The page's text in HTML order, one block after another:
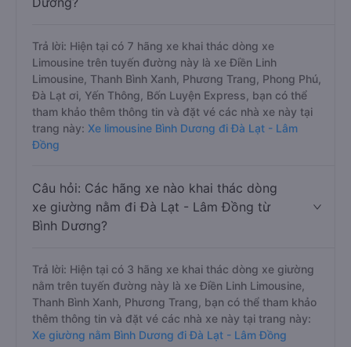
Trả lời: Hiện tại có 7 hãng xe khai thác dòng xe
Limousine trên tuyến đường này là xe Điền Linh
Limousine, Thanh Bình Xanh, Phương Trang, Phong Phú,
Đà Lạt ơi, Yến Thông, Bốn Luyện Express, bạn có thể
tham khảo thêm thông tin và đặt vé các nhà xe này tại
trang này: Xe limousine Bình Dương đi Đà Lạt - Lâm
Đồng
Câu hỏi: Các hãng xe nào khai thác dòng
xe giường nằm đi Đà Lạt - Lâm Đồng từ
Bình Dương?
Trả lời: Hiện tại có 3 hãng xe khai thác dòng xe giường
nằm trên tuyến đường này là xe Điền Linh Limousine,
Thanh Bình Xanh, Phương Trang, bạn có thể tham khảo
thêm thông tin và đặt vé các nhà xe này tại trang này:
Xe giường nằm Bình Dương đi Đà Lạt - Lâm Đồng